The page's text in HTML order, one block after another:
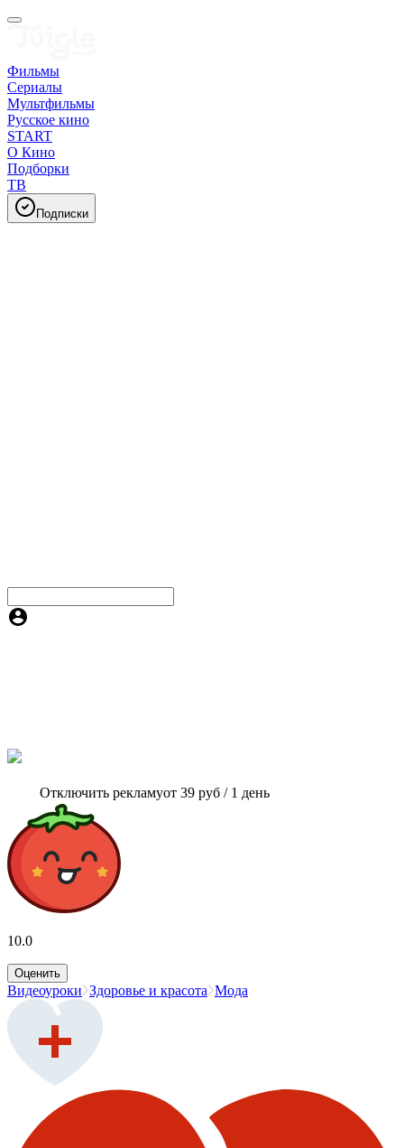
Фильмы
Сериалы
Мультфильмы
Русское кино
START
О Кино
Подборки
ТВ
Подписки
Отключить рекламуот 39 руб / 1 день
10.0
Оценить
Видеоуроки Здоровье и красота Мода